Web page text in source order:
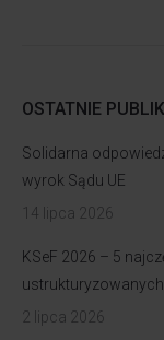
OSTATNIE
Solidarna
wyrok Sądu UE
14 lipca 2026
KSeF 2026 – 5
2 lipca 2026